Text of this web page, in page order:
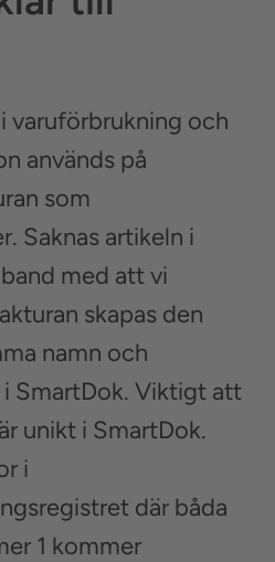
varuförbrukning och
används på
som
Saknas artikeln i
med att vi
skapas den
namn och
SmartDok. Viktigt att
unikt i SmartDok.
i
där båda
1 kommer